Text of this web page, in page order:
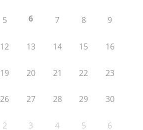
5 6 7 8 9
12 13 14 15 16
19 20 21 22 23
26 27 28 29 30
2 3 4 5 6